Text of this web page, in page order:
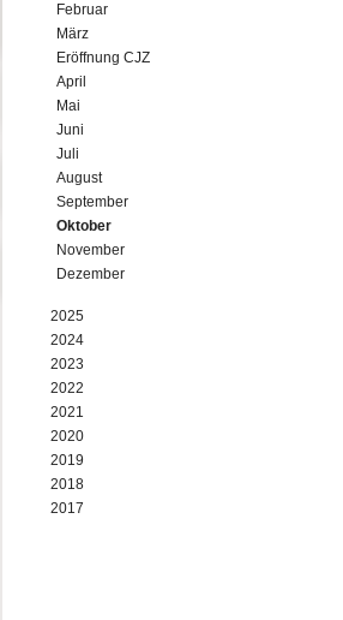
Februar
März
Eröffnung CJZ
April
Mai
Juni
Juli
August
September
Oktober
November
Dezember
2025
2024
2023
2022
2021
2020
2019
2018
2017